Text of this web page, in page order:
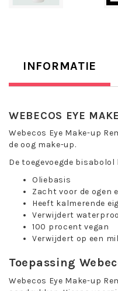
INFORMATIE
WEBECOS EYE
Webecos Eye Make-up
de oog make-up.
De toegevoegde
Oliebasis
Zacht voor de ogen
Heeft kalmerende
Verwijdert
100 procent vegan
Verwijdert op een
Toepassing
Webecos Eye Make-up